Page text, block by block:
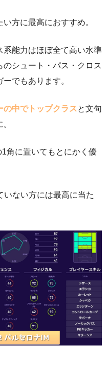
方に最高におすすめ。
系能力はほぼ全て高い水準
シュート・パス・クロス
でもあります。
の中でトップクラス と文句
角に置いてもとにかく優
いない方には最高に当た